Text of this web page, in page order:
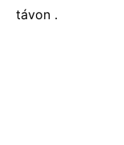
távon .